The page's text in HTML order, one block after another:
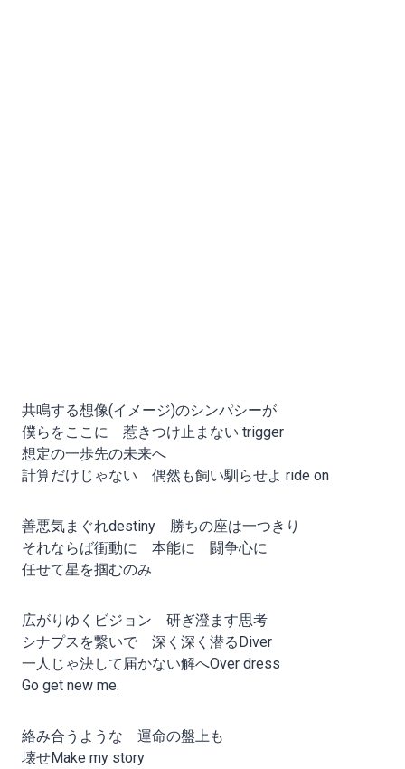
共鳴する想像(イメージ)のシンパシーが
僕らをここに 惹きつけ止まない trigger
想定の一歩先の未来へ
計算だけじゃない 偶然も飼い馴らせよ ride on
善悪気まぐれdestiny 勝ちの座は一つきり
それならば衝動に 本能に 闘争心に
任せて星を掴むのみ
広がりゆくビジョン 研ぎ澄ます思考
シナプスを繋いで 深く深く潜るDiver
一人じゃ決して届かない解へOver dress
Go get new me.
絡み合うような 運命の盤上も
壊せMake my story